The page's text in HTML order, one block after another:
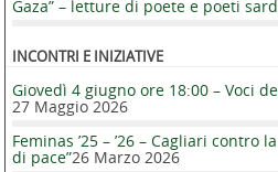
Gaza” – letture di poete e poeti
INCONTRI E INIZIATIVE
Giovedì 4 giugno ore 18:00 – Voci
27 Maggio 2026
Feminas ’25 – ’26 – Cagliari contro
di pace”26 Marzo 2026